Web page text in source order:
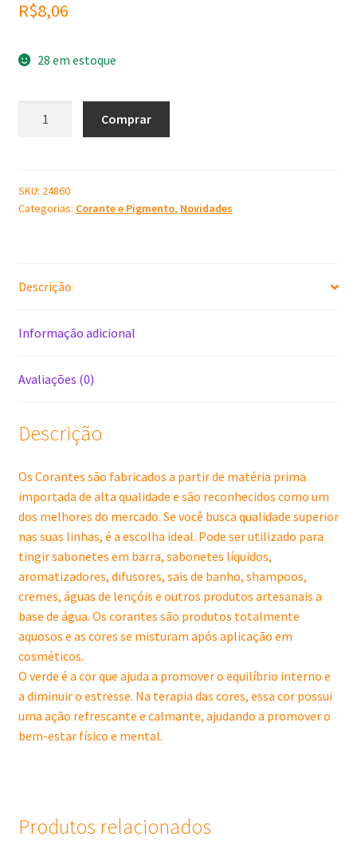
R$8,06
28 em estoque
100
ml
Comprar
SKU: 24860
Categorias: Corante e Pigmento, Novidades
Descrição
Informação adicional
Avaliações (0)
Descrição
Os Corantes são fabricados a partir de matéria prima
importada de alta qualidade e são reconhecidos como um
dos melhores do mercado. Se você busca qualidade superior
nas suas linhas, é a escolha ideal. Pode ser utilizado para
tingir sabonetes em barra, sabonetes líquidos,
aromatizadores, difusores, sais de banho, shampoos,
cremes, águas de lençóis e outros produtos artesanais a
base de água. Os corantes são produtos totalmente
aquosos e as cores se misturam após aplicação em
cosméticos.
O verde é a cor que ajuda a promover o equilíbrio interno e
a diminuir o estresse. Na terapia das cores, essa cor possui
uma ação refrescante e calmante, ajudando a promover o
bem-estar físico e mental.
Produtos relacionados